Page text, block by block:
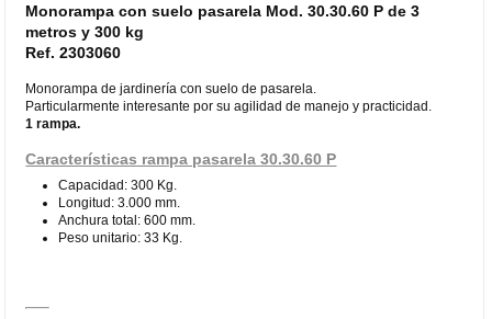
Monorampa con suelo pasarela Mod. 30.30.60 P de 3
metros y 300 kg
Ref. 2303060
Monorampa de jardinería con suelo de pasarela.
Particularmente interesante por su agilidad de manejo y practicidad.
1 rampa.
Características rampa pasarela 30.30.60 P
Capacidad: 300 Kg.
Longitud: 3.000 mm.
Anchura total: 600 mm.
Peso unitario: 33 Kg.